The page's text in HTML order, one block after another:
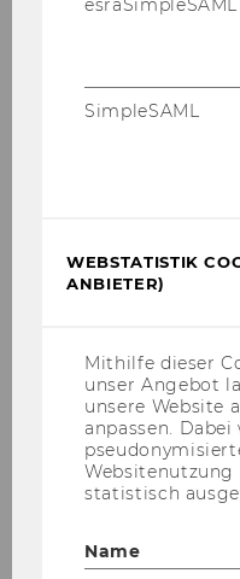
Press and media
No­ti­ce in "For­mat"
Köpfe an der WU
tor.eu/dspace/
Economics
Members
SimpleSAML
WEBSTATISTIK
ANBIETER)
Mithilfe dieser
unser Angebot
unsere Website
anpassen. Dabei
statistisch
Name